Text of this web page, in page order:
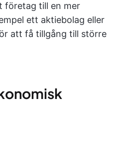
företag till en mer
ett aktiebolag eller
att få tillgång till större